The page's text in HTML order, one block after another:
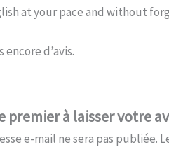
at your pace and without
encore d’avis.
premier à laisser votre
e-mail ne sera pas publiée.